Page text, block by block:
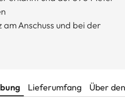
Anschuss und bei der
Lieferumfang Über